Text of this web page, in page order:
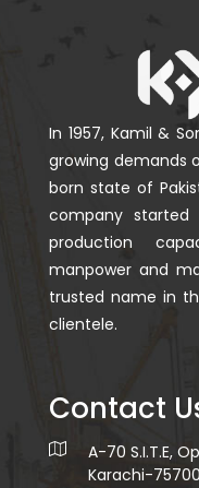
In 1957, Kamil &
growing demands
born state of
company
production
manpower and
trusted name in
clientele.
Contact
A-70 S.I.T.E,
Karachi-